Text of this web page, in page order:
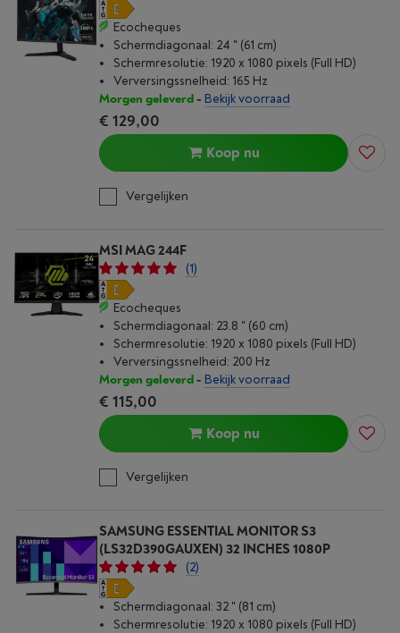
Ecocheques
Schermdiagonaal: 24 " (61 cm)
Schermresolutie: 1920 x 1080 pixels (Full HD)
Verversingssnelheid: 165 Hz
Morgen geleverd- Bekijk voorraad
€ 129,00
Koop nu
Vergelijken
MSI MAG 244F
(1)
Ecocheques
Schermdiagonaal: 23.8 " (60 cm)
Schermresolutie: 1920 x 1080 pixels (Full HD)
Verversingssnelheid: 200 Hz
Morgen geleverd- Bekijk voorraad
€ 115,00
Koop nu
Vergelijken
SAMSUNG ESSENTIAL MONITOR S3
(LS32D390GAUXEN) 32 INCHES 1080P
(2)
Schermdiagonaal: 32 " (81 cm)
Schermresolutie: 1920 x 1080 pixels (Full HD)